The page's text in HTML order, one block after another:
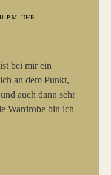
P.M. UHR
bei mir ein
an dem Punkt,
auch dann sehr
Wardrobe bin ich